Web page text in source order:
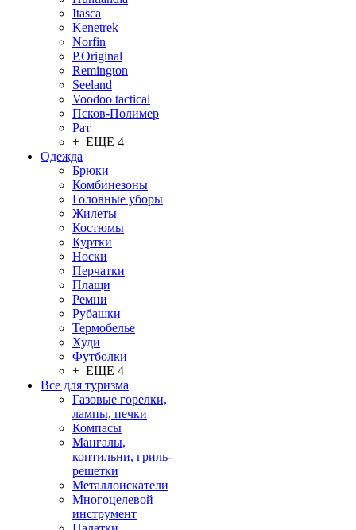
Itasca
Kenetrek
Norfin
P.Original
Remington
Seeland
Voodoo tactical
Псков-Полимер
Рат
+ ЕЩЕ 4
Одежда
Брюки
Комбинезоны
Головные уборы
Жилеты
Костюмы
Куртки
Носки
Перчатки
Плащи
Ремни
Рубашки
Термобелье
Худи
Футболки
+ ЕЩЕ 4
Все для туризма
Газовые горелки,
лампы, печки
Компасы
Мангалы,
коптильни, гриль-
решетки
Металлоискатели
Многоцелевой
инструмент